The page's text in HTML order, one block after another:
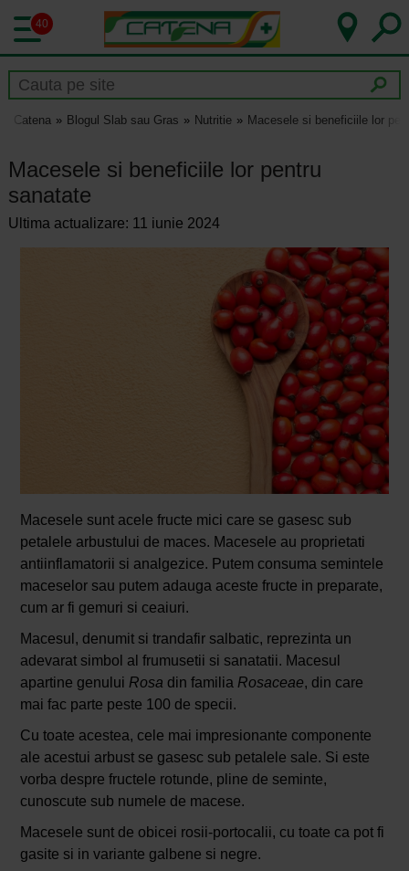
40
Catena Blogul Slab sau Gras Nutritie Macesele si beneficiile lor
Macesele si beneficiile lor pentru
sanatate
Ultima actualizare: 11 iunie 2024
Macesele sunt acele fructe mici care se gasesc sub
petalele arbustului de maces. Macesele au proprietati
antiinflamatorii si analgezice. Putem consuma semintele
maceselor sau putem adauga aceste fructe in preparate,
cum ar fi gemuri si ceaiuri.
Macesul, denumit si trandafir salbatic, reprezinta un
adevarat simbol al frumusetii si sanatatii. Macesul
apartine genului Rosa din familia Rosaceae, din care
mai fac parte peste 100 de specii.
Cu toate acestea, cele mai impresionante componente
ale acestui arbust se gasesc sub petalele sale. Si este
vorba despre fructele rotunde, pline de seminte,
cunoscute sub numele de macese.
Macesele sunt de obicei rosii-portocalii, cu toate ca pot fi
gasite si in variante galbene si negre.